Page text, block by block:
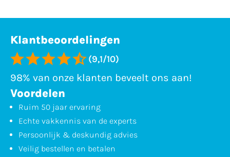
Klantbeoordelingen
(9,1/10)
98% van onze klanten beveelt ons aan!
Voordelen
Ruim 50 jaar ervaring
Echte vakkennis van de experts
Persoonlijk & deskundig advies
Veilig bestellen en betalen